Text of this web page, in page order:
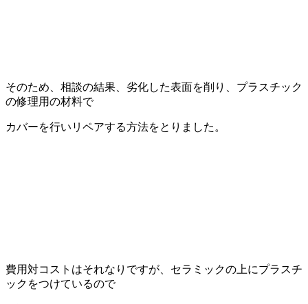
そのため、相談の結果、劣化した表面を削り、プラスチック
の修理用の材料で
カバーを行いリペアする方法をとりました。
費用対コストはそれなりですが、セラミックの上にプラスチ
ックをつけているので